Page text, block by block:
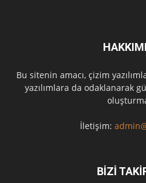
Bu sitenin amacı, çizim
yazılımlara da odaklanarak
İletişim:
BİZİ